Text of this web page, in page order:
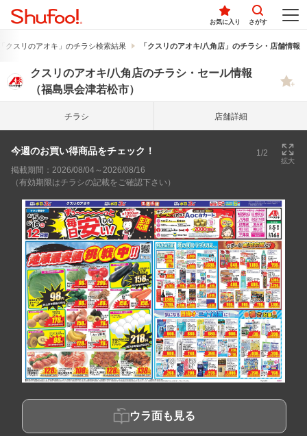
お気に入り さがす
クスリのアオキ」のチラシ検索結果 「クスリのアオキ/八角店」のチラシ・店舗情報
クスリのアオキ/八角店のチラシ・セール情報
（福島県会津若松市）
チラシ 店舗詳細
今週のお買い得商品をチェック！ 1/2
拡大
掲載期間：2026/08/04～2026/08/16
（有効期限はチラシの記載をご確認下さい）
ウラ面も見る